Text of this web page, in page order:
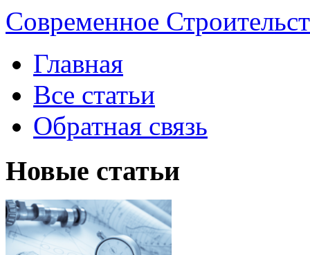
Современное
Главная
Все статьи
Обратная связь
Новые статьи